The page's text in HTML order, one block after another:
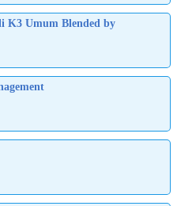
K3 Umum Blended by